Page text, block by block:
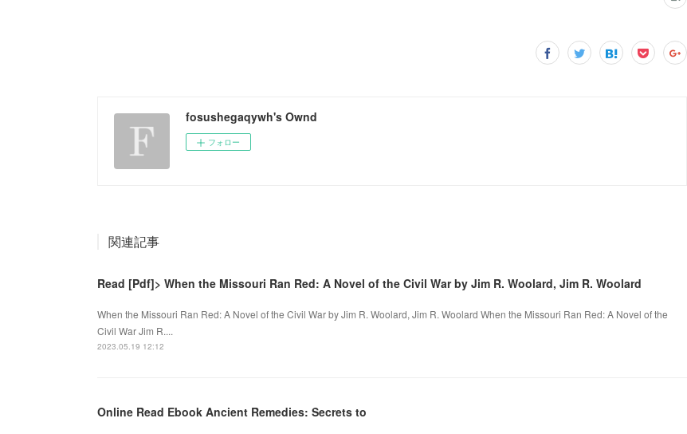
fosushegaqywh's Ownd
フォロー
関連記事
Read [Pdf]> When the Missouri Ran Red: A Novel of the Civil War by Jim R. Woolard, Jim R. Woolard
When the Missouri Ran Red: A Novel of the Civil War by Jim R. Woolard, Jim R. Woolard When the Missouri Ran Red: A Novel of the
Civil War Jim R....
2023.05.19 12:12
Online Read Ebook Ancient Remedies: Secrets to